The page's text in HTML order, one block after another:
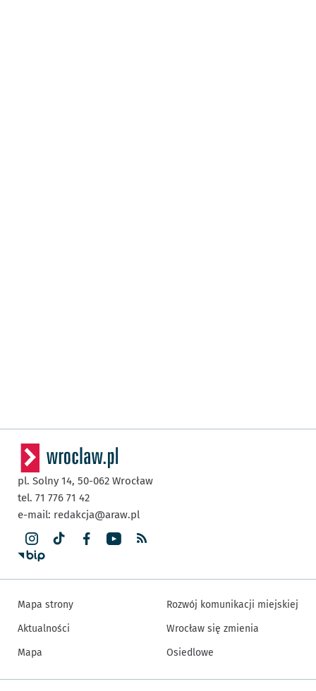
pl. Solny 14, 50-062 Wrocław
tel. 71 776 71 42
e-mail: redakcja@araw.pl
Mapa strony
Aktualności
Mapa
Rozwój komunikacji miejskiej
Wrocław się zmienia
Osiedlowe